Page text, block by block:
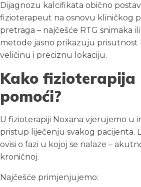
Dijagnozu kalcifikata obično
fizioterapeut na osnovu kliničkog
pretraga – najčešće RTG snimaka
metode jasno prikazuju prisutnost
veličinu i preciznu lokaciju.
Kako fizioterapija
pomoći?
U fizioterapiji Noxana vjerujemo u
pristup liječenju svakog pacijenta.
ovisi o fazi u kojoj se nalaze –
kroničnoj.
Najčešće primjenjujemo: